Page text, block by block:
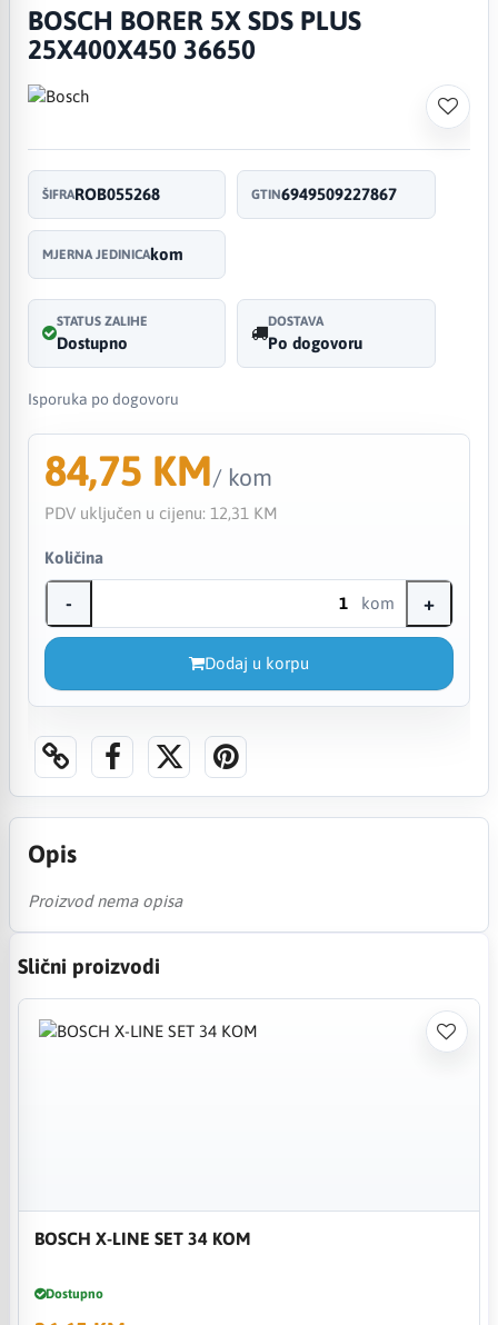
BOSCH BORER 5X SDS PLUS
25X400X450 36650
ŠIFRAROB055268 GTIN6949509227867
MJERNA JEDINICAkom
STATUS ZALIHE
Dostupno
DOSTAVA
Po dogovoru
Isporuka po dogovoru
84,75 KM/ kom
PDV uključen u cijenu: 12,31 KM
Količina
- kom +
Dodaj u korpu
Opis
Proizvod nema opisa
Slični proizvodi
BOSCH X-LINE SET 34 KOM
Dostupno